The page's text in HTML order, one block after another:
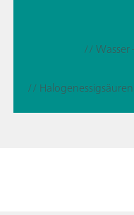
// Wasser
// Halogenessigsäuren